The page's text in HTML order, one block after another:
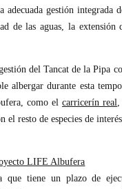
adecuada gestión integrada
de las aguas, la
del Tancat de la Pipa
albergar durante esta
como el carricerín real
el resto de especies de
LIFE Albufera
tiene un plazo de